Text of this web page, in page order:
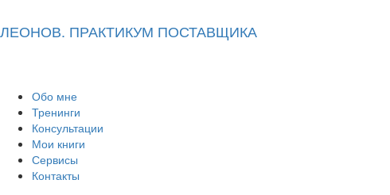
ЛЕОНОВ. ПРАКТИКУМ ПОСТАВЩИКА
Обо мне
Тренинги
Консультации
Мои книги
Сервисы
Контакты